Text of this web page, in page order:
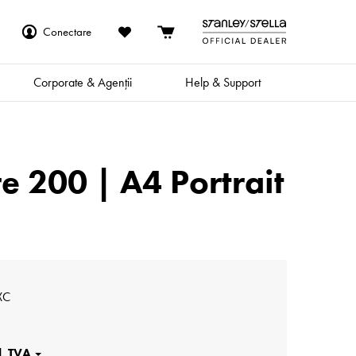
Conectare
Corporate & Agenții Help & Support
200 | A4 Portrait